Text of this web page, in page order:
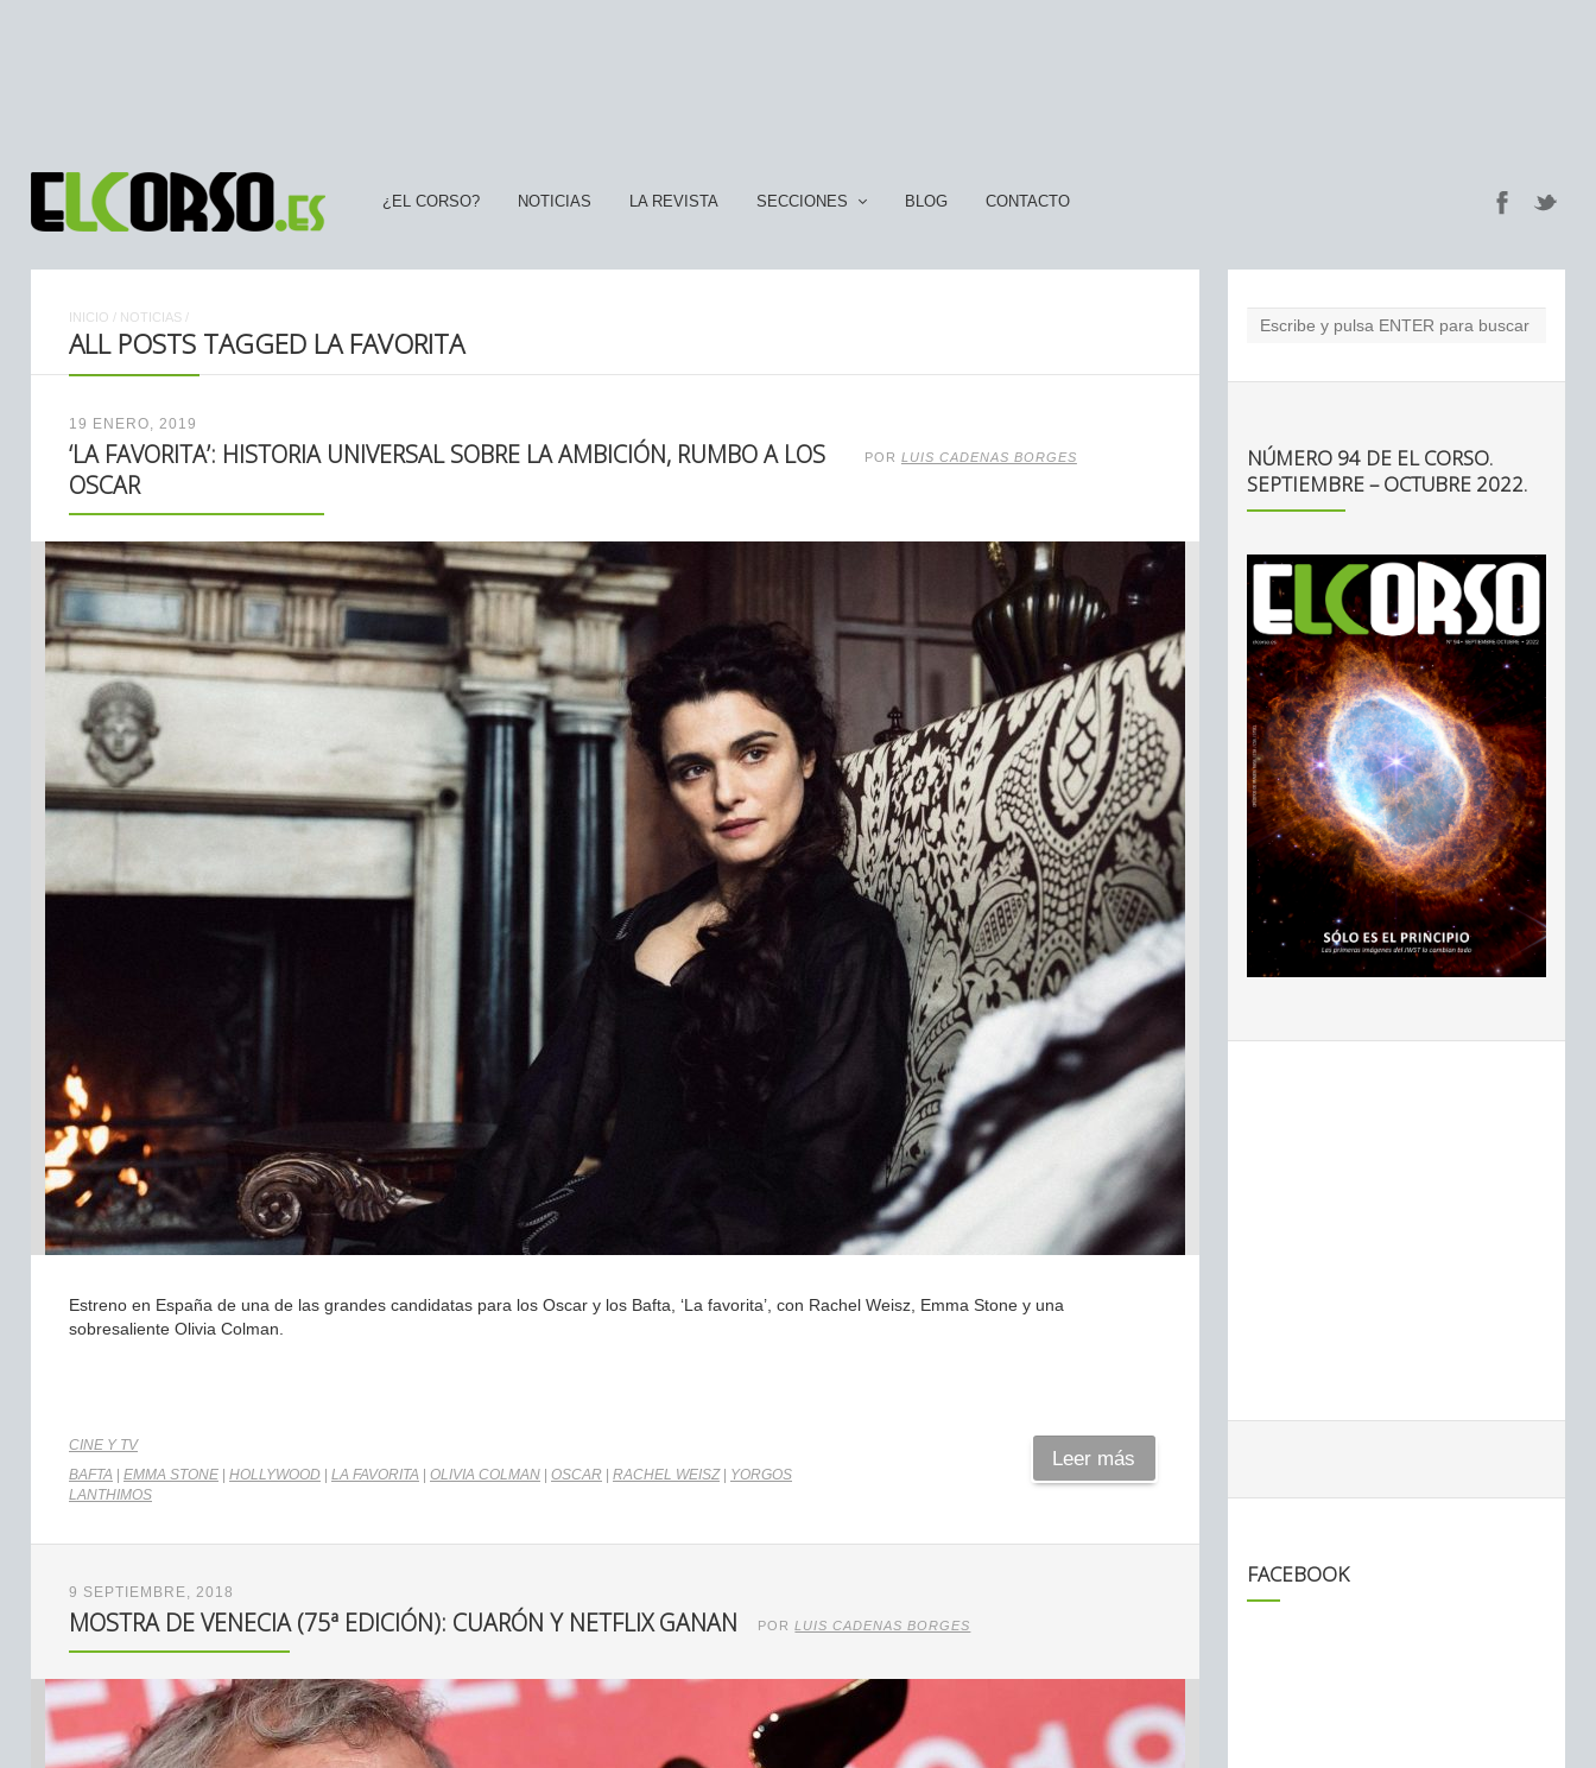
¿EL CORSO? NOTICIAS LA REVISTA SECCIONES BLOG CONTACTO
INICIO / NOTICIAS /
ALL POSTS TAGGED LA FAVORITA
19 ENERO, 2019
‘LA FAVORITA’: HISTORIA UNIVERSAL SOBRE LA AMBICIÓN, RUMBO A LOS
OSCAR
POR LUIS CADENAS BORGES
Estreno en España de una de las grandes candidatas para los Oscar y los Bafta, ‘La favorita’, con Rachel Weisz, Emma Stone y una
sobresaliente Olivia Colman.
CINE Y TV
BAFTA
EMMA STONE HOLLYWOOD LA FAVORITA OLIVIA COLMAN OSCAR RACHEL WEISZ| YORGOS
LANTHIMOS
Leer más
9 SEPTIEMBRE, 2018
MOSTRA DE VENECIA (75ª EDICIÓN): CUARÓN Y NETFLIX GANAN PORLUIS CADENAS BORGES
NÚMERO 94 DE EL CORSO.
SEPTIEMBRE – OCTUBRE 2022.
FACEBOOK